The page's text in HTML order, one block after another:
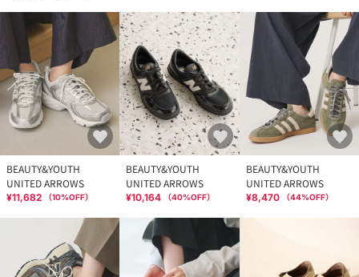
BEAUTY&YOUTH
UNITED ARROWS
¥11,682 （10%OFF）
BEAUTY&YOUTH
UNITED ARROWS
¥10,164 （40%OFF）
BEAUTY&YOUTH
UNITED ARROWS
¥8,470 （44%OFF）